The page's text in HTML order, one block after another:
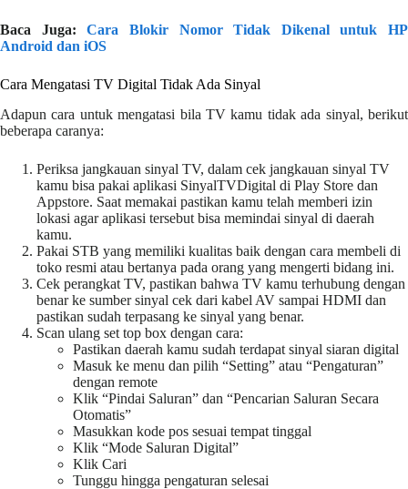
Baca Juga:
Cara Blokir Nomor Tidak Dikenal untuk HP
Android dan iOS
Cara Mengatasi TV Digital Tidak Ada Sinyal
Adapun cara untuk mengatasi bila TV kamu tidak ada sinyal, berikut
beberapa caranya:
Periksa jangkauan sinyal TV, dalam cek jangkauan sinyal TV
kamu bisa pakai aplikasi SinyalTVDigital di Play Store dan
Appstore. Saat memakai pastikan kamu telah memberi izin
lokasi agar aplikasi tersebut bisa memindai sinyal di daerah
kamu.
Pakai STB yang memiliki kualitas baik dengan cara membeli di
toko resmi atau bertanya pada orang yang mengerti bidang ini.
Cek perangkat TV, pastikan bahwa TV kamu terhubung dengan
benar ke sumber sinyal cek dari kabel AV sampai HDMI dan
pastikan sudah terpasang ke sinyal yang benar.
Scan ulang set top box dengan cara:
Pastikan daerah kamu sudah terdapat sinyal siaran digital
Masuk ke menu dan pilih “Setting” atau “Pengaturan”
dengan remote
Klik “Pindai Saluran” dan “Pencarian Saluran Secara
Otomatis”
Masukkan kode pos sesuai tempat tinggal
Klik “Mode Saluran Digital”
Klik Cari
Tunggu hingga pengaturan selesai